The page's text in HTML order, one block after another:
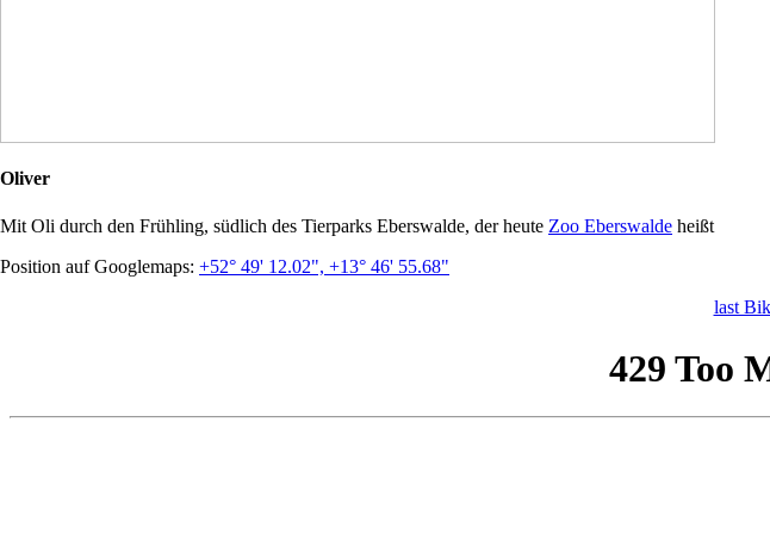
Oliver
Mit Oli durch den Frühling, südlich des Tierparks Eberswalde, der heute Zoo Eberswalde heißt
Position auf Googlemaps: +52° 49' 12.02", +13° 46' 55.68"
last